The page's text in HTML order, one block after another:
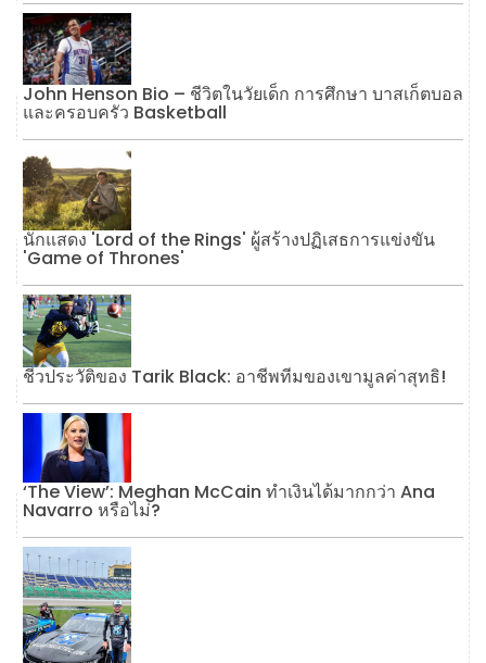
John Henson Bio – ชีวิตในวัยเด็ก การศึกษา บาสเก็ตบอล
และครอบครัว Basketball
นักแสดง 'Lord of the Rings' ผู้สร้างปฏิเสธการแข่งขัน
'Game of Thrones'
ชีวประวัติของ Tarik Black: อาชีพทีมของเขามูลค่าสุทธิ!
‘The View’: Meghan McCain ทำเงินได้มากกว่า Ana
Navarro หรือไม่?